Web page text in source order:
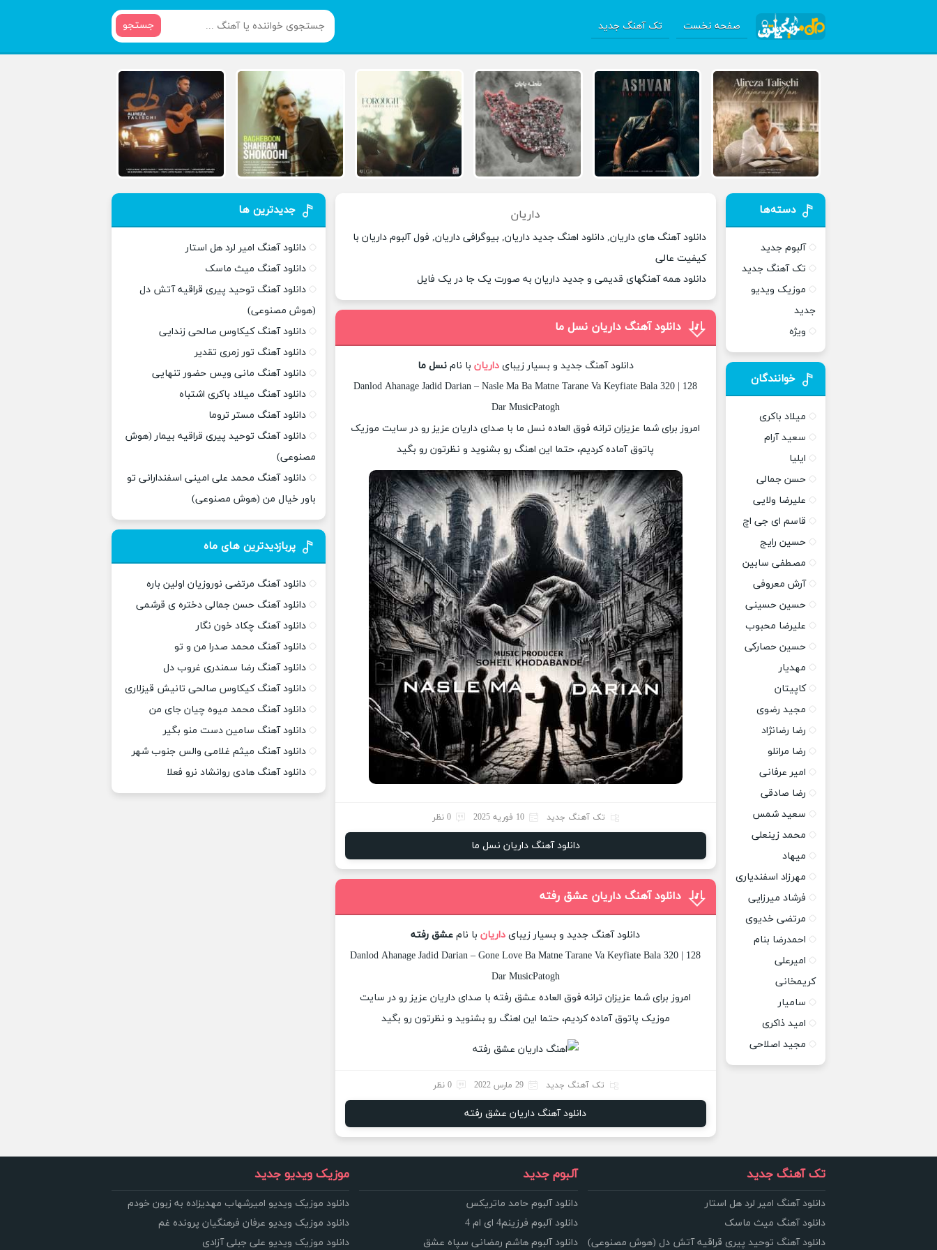
صفحه نخست تک آهنگ جدید جستجو
داریان
دانلود آهنگ های داریان, دانلود اهنگ جدید داریان, بیوگرافی داریان, فول آلبوم داریان با
کیفیت عالی
دانلود همه آهنگهای قدیمی و جدید داریان به صورت یک جا در یک فایل
دانلود آهنگ داریان نسل ما
دانلود آهنگ جدید و بسیار زیبایداریان با نامنسل ما
Danlod Ahanage Jadid Darian – Nasle Ma Ba Matne Tarane Va Keyfiate Bala 320 | 128
Dar MusicPatogh
امروز برای شما عزیزان ترانه فوق العاده نسل ما با صدای داریان عزیز رو در سایت موزیک
پاتوق آماده کردیم، حتما این اهنگ رو بشنوید و نظرتون رو بگید
تک آهنگ جدید 10 فوریه 2025 0 نظر
دانلود آهنگ داریان نسل ما
دانلود آهنگ داریان عشق رفته
دانلود آهنگ جدید و بسیار زیبای داریانبا نام عشق رفته
Danlod Ahanage Jadid Darian – Gone Love Ba Matne Tarane Va Keyfiate Bala 320 | 128
Dar MusicPatogh
امروز برای شما عزیزان ترانه فوق العاده عشق رفته با صدای داریان عزیز رو در سایت
موزیک پاتوق آماده کردیم، حتما این اهنگ رو بشنوید و نظرتون رو بگید
تک آهنگ جدید 29 مارس 2022 0 نظر
دانلود آهنگ داریان عشق رفته
دسته‌ها
آلبوم جدید
تک آهنگ جدید
موزیک ویدیو
جدید
ویژه
خوانندگان
میلاد باکری
سعید آرام
ایلیا
حسن جمالی
علیرضا ولایی
قاسم ای جی اچ
حسین رایج
مصطفی سابین
آرش معروفی
حسین حسینی
علیرضا محبوب
حسین حصارکی
مهدیار
کاپیتان
مجید رضوی
رضا رضانژاد
رضا مرانلو
امیر عرفانی
رضا صادقی
سعید شمس
محمد زینعلی
میهاد
مهرزاد اسفندیاری
فرشاد میرزایی
مرتضی خدیوی
احمدرضا بنام
امیرعلی
کریمخانی
سامیار
امید ذاکری
مجید اصلاحی
جدیدترین ها
دانلود آهنگ امیر لرد هل استار
دانلود آهنگ میث ماسک
دانلود آهنگ توحید پیری قراقیه آتش دل
(هوش مصنوعی)
دانلود آهنگ کیکاوس صالحی زندایی
دانلود آهنگ تور زمری تقدیر
دانلود آهنگ مانی ویس حضور تنهایی
دانلود آهنگ میلاد باکری اشتباه
دانلود آهنگ مستر تروما
دانلود آهنگ توحید پیری قراقیه بیمار (هوش
مصنوعی)
دانلود آهنگ محمد علی امینی اسفندارانی تو
باور خیال من (هوش مصنوعی)
پربازدیدترین های ماه
دانلود آهنگ مرتضی نوروزیان اولین باره
دانلود آهنگ حسن جمالی دختره ی قرشمی
دانلود آهنگ چکاد خون نگار
دانلود آهنگ محمد صدرا من و تو
دانلود آهنگ رضا سمندری غروب دل
دانلود آهنگ کیکاوس صالحی تانیش قیزلاری
دانلود آهنگ محمد میوه چیان جای من
دانلود آهنگ سامین دست منو بگیر
دانلود آهنگ میثم غلامی والس جنوب شهر
دانلود آهنگ هادی روانشاد نرو فعلا
تک آهنگ جدید
دانلود آهنگ امیر لرد هل استار
دانلود آهنگ میث ماسک
دانلود آهنگ توحید پیری قراقیه آتش دل (هوش مصنوعی)
آلبوم جدید
دانلود آلبوم حامد ماتریکس
دانلود آلبوم فرزینم4 ای ام 4
دانلود آلبوم هاشم رمضانی سپاه عشق
موزیک ویدیو جدید
دانلود موزیک ویدیو امیرشهاب مهدیزاده به زبون خودم
دانلود موزیک ویدیو عرفان فرهنگیان پرونده غم
دانلود موزیک ویدیو علی جبلی آزادی